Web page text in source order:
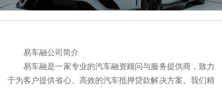
易车融公司简介
易车融是一家专业的汽车融资顾问与服务提供商，致力
于为客户提供省心、高效的汽车抵押贷款解决方案。我们精